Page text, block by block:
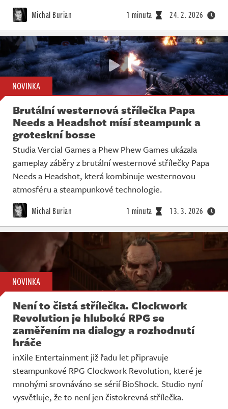
Michal Burian 1 minuta 24. 2. 2026
NOVINKA
Brutální westernová střílečka Papa
Needs a Headshot mísí steampunk a
groteskní bosse
Studia Vercial Games a Phew Phew Games ukázala
gameplay záběry z brutální westernové střílečky Papa
Needs a Headshot, která kombinuje westernovou
atmosféru a steampunkové technologie.
Michal Burian 1 minuta 13. 3. 2026
NOVINKA
Není to čistá střílečka. Clockwork
Revolution je hluboké RPG se
zaměřením na dialogy a rozhodnutí
hráče
inXile Entertainment již řadu let připravuje
steampunkové RPG Clockwork Revolution, které je
mnohými srovnáváno se sérií BioShock. Studio nyní
vysvětluje, že to není jen čistokrevná střílečka.